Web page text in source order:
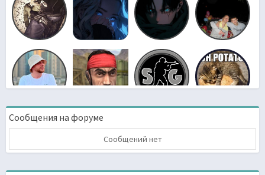
Сообщения на форуме
Сообщений нет